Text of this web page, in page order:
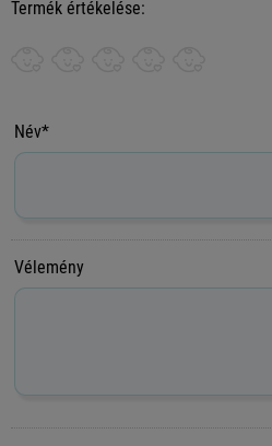
Termék értékelése:
Név*
Vélemény